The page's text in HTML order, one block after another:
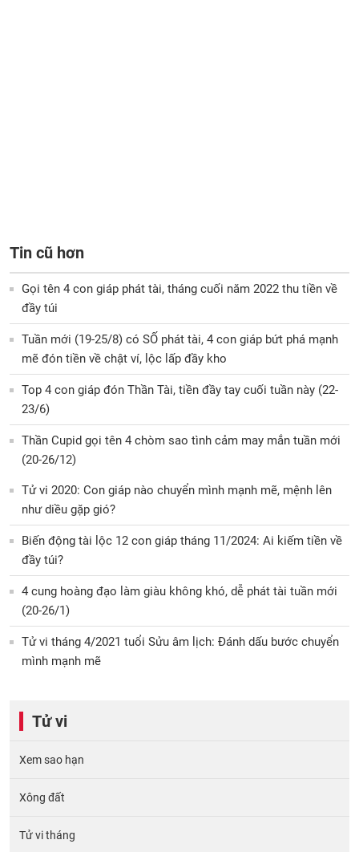
Tin cũ hơn
Gọi tên 4 con giáp phát tài, tháng cuối năm 2022 thu tiền về
đầy túi
Tuần mới (19-25/8) có SỐ phát tài, 4 con giáp bứt phá mạnh
mẽ đón tiền về chật ví, lộc lấp đầy kho
Top 4 con giáp đón Thần Tài, tiền đầy tay cuối tuần này (22-
23/6)
Thần Cupid gọi tên 4 chòm sao tình cảm may mắn tuần mới
(20-26/12)
Tử vi 2020: Con giáp nào chuyển mình mạnh mẽ, mệnh lên
như diều gặp gió?
Biến động tài lộc 12 con giáp tháng 11/2024: Ai kiếm tiền về
đầy túi?
4 cung hoàng đạo làm giàu không khó, dễ phát tài tuần mới
(20-26/1)
Tử vi tháng 4/2021 tuổi Sửu âm lịch: Đánh dấu bước chuyển
mình mạnh mẽ
Tử vi
Xem sao hạn
Xông đất
Tử vi tháng